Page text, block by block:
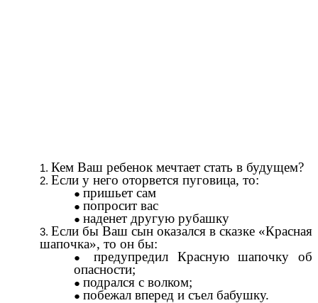
Кем Ваш ребенок мечтает стать в будущем?
Если у него оторвется пуговица, то:
пришьет сам
попросит вас
наденет другую рубашку
Если бы Ваш сын оказался в сказке «Красная
шапочка», то он бы:
предупредил Красную шапочку об
опасности;
подрался с волком;
побежал вперед и съел бабушку.